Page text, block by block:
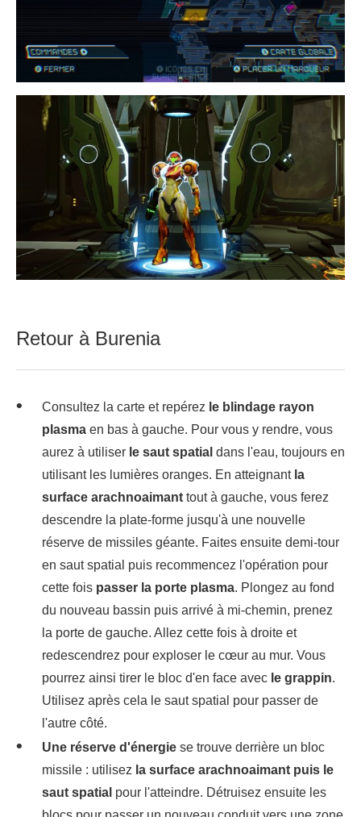
Retour à Burenia
Consultez la carte et repérez le blindage rayon
plasma en bas à gauche. Pour vous y rendre, vous
aurez à utiliser le saut spatial dans l'eau, toujours en
utilisant les lumières oranges. En atteignant la
surface arachnoaimant tout à gauche, vous ferez
descendre la plate-forme jusqu'à une nouvelle
réserve de missiles géante. Faites ensuite demi-tour
en saut spatial puis recommencez l'opération pour
cette fois passer la porte plasma. Plongez au fond
du nouveau bassin puis arrivé à mi-chemin, prenez
la porte de gauche. Allez cette fois à droite et
redescendrez pour exploser le cœur au mur. Vous
pourrez ainsi tirer le bloc d'en face avec le grappin.
Utilisez après cela le saut spatial pour passer de
l'autre côté.
Une réserve d'énergie se trouve derrière un bloc
missile : utilisez la surface arachnoaimant puis le
saut spatial pour l'atteindre. Détruisez ensuite les